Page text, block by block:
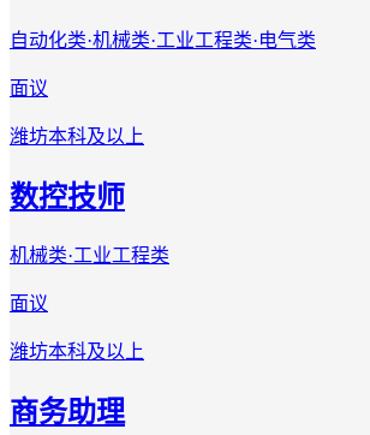
自动化类·机械类·工业工程类·电气类
面议
潍坊本科及以上
数控技师
机械类·工业工程类
面议
潍坊本科及以上
商务助理